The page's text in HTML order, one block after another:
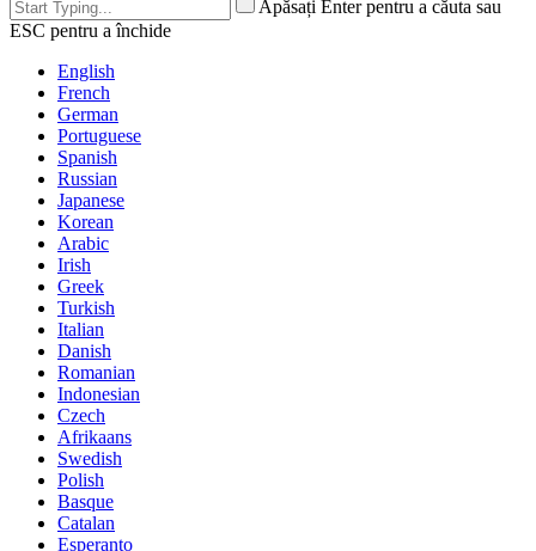
Apăsați Enter pentru a căuta sau
ESC pentru a închide
English
French
German
Portuguese
Spanish
Russian
Japanese
Korean
Arabic
Irish
Greek
Turkish
Italian
Danish
Romanian
Indonesian
Czech
Afrikaans
Swedish
Polish
Basque
Catalan
Esperanto